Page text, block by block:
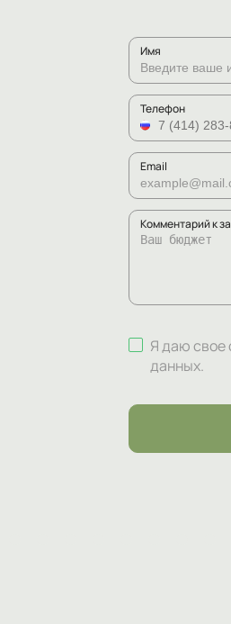
Имя
Телефон
Email
Комментарий к
Я даю свое
данных.